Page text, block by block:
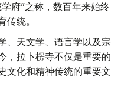
府”之称，数百年来始终
统。
、天文学、语言学以及宗
，拉卜楞寺不仅是重要的
文化和精神传统的重要文